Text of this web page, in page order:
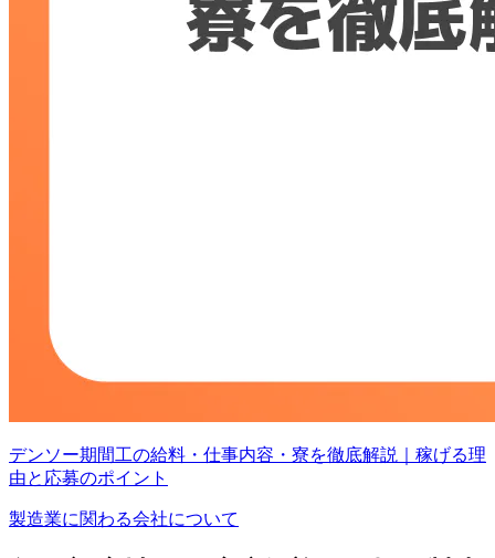
デンソー期間工の給料・仕事内容・寮を徹底解説｜稼げる理
由と応募のポイント
製造業に関わる会社について